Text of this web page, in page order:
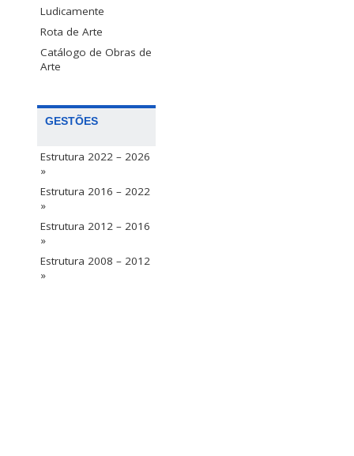
Ludicamente
Rota de Arte
Catálogo de Obras de
Arte
GESTÕES
Estrutura 2022 – 2026
»
Estrutura 2016 – 2022
»
Estrutura 2012 – 2016
»
Estrutura 2008 – 2012
»